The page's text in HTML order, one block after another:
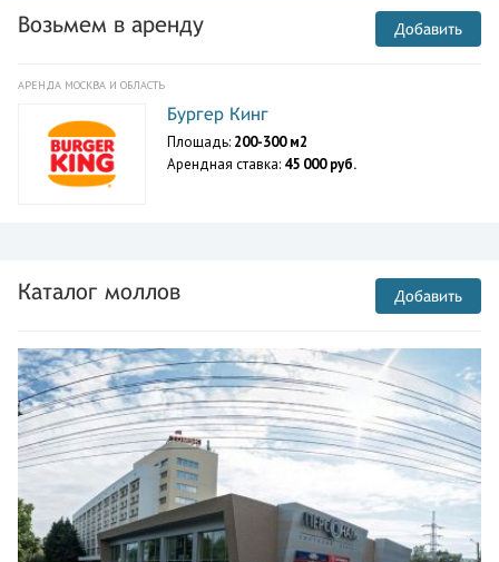
Возьмем в аренду Добавить
АРЕНДА МОСКВА И ОБЛАСТЬ
Бургер Кинг
Площадь: 200-300 м2
Арендная ставка: 45 000 руб.
Каталог моллов Добавить